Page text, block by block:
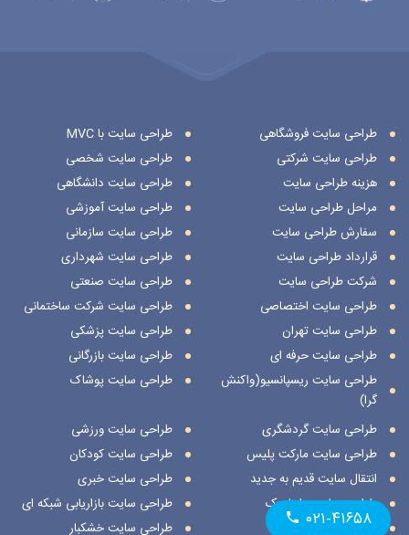
طراحی سایت فروشگاهی
طراحی سایت شرکتی
هزینه طراحی سایت
مراحل طراحی سایت
سفارش طراحی سایت
قرارداد طراحی سایت
شرکت طراحی سایت
طراحی سایت اختصاصی
طراحی سایت تهران
طراحی سایت حرفه ای
طراحی سایت ریسپانسیو(واکنش
گرا)
طراحی سایت با MVC
طراحی سایت شخصی
طراحی سایت دانشگاهی
طراحی سایت آموزشی
طراحی سایت سازمانی
طراحی سایت شهرداری
طراحی سایت صنعتی
طراحی سایت شرکت ساختمانی
طراحی سایت پزشکی
طراحی سایت بازرگانی
طراحی سایت پوشاک
طراحی سایت گردشگری
طراحی سایت مارکت پلیس
انتقال سایت قدیم به جدید
طراحی سایت داینامیک
طراحی سایت استاتیک
طراحی سایت ورزشی
طراحی سایت کودکان
طراحی سایت خبری
طراحی سایت بازاریابی شبکه ای
طراحی سایت خشکبار
۰۲۱-۴۱۶۵۸